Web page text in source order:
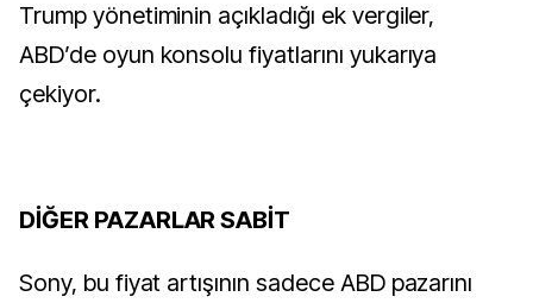
Trump yönetiminin açıkladığı ek vergiler,
ABD’de oyun konsolu fiyatlarını yukarıya
çekiyor.
DİĞER PAZARLAR SABİT
Sony, bu fiyat artışının sadece ABD pazarını